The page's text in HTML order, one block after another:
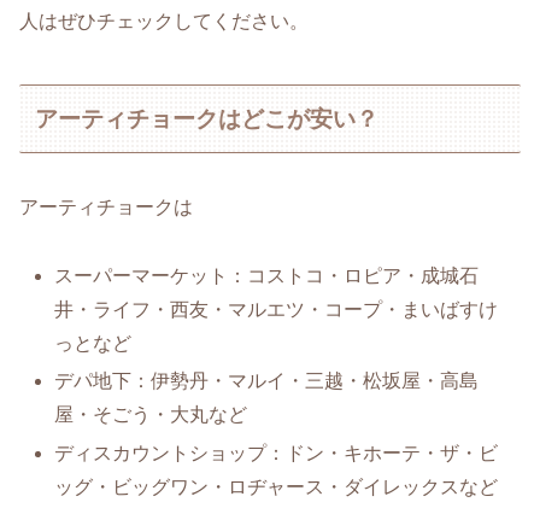
人はぜひチェックしてください。
アーティチョークはどこが安い？
アーティチョークは
スーパーマーケット：コストコ・ロピア・成城石
井・ライフ・西友・マルエツ・コープ・まいばすけ
っとなど
デパ地下：伊勢丹・マルイ・三越・松坂屋・高島
屋・そごう・大丸など
ディスカウントショップ：ドン・キホーテ・ザ・ビ
ッグ・ビッグワン・ロヂャース・ダイレックスなど